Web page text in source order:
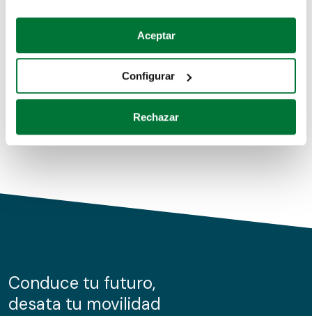
Si lo permite, también quisiéramos:
Recopilar información sobre su ubicación geográfica
Identificar su dispositivo analizándolo activamente
para buscar características específicas (huellas
Obtenga más información sobre cómo se procesan sus
de cookies.
información sobre el uso que haga del sitio web con
nuestros partners de redes sociales, publicidad y análisis
Aceptar
Configurar
Rechazar
Coches de segunda mano
Coches de km0
Conduce tu futuro,
desata tu movilidad